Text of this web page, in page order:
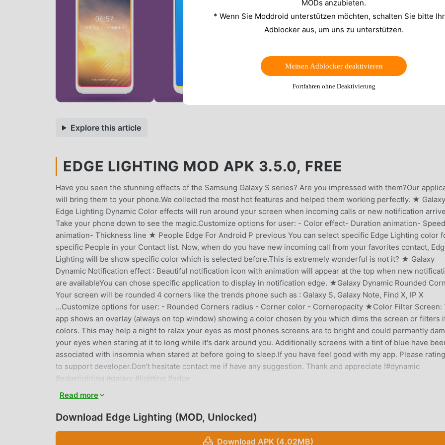
Explore this article
EDGE LIGHTING MOD APK 3.5.0, FREE
Have you seen the stunning effects of the Samsung Galaxy S series? Are you impressed with them?Our
will bring them to your phone.We collected the most hot features and helped them working perfectly. ★ Galaxy
Edge Lighting Dynamic Color effects will run around your screen when incoming calls or new notification
Take your phone down to see the magic.Customize options for user: - Color effect- Duration animation- Speed
animation- Thickness line ★ People Edge For Android P previous You can select specific Edge Lighting color
specific People in your Contact list. Now, when do you have new incoming call from your favorites contact,
Lighting will be show specific color which is selected before.This is extremely wonderful is not it? ★ Galaxy
Dynamic Notification effect : Beautiful notification icon with animation will appear at the top when new
are availableYou can chose specific application to display in notification edge. ★Galaxy Dynamic Rounded
Your screen will be rounded 4 corners like the trends phone such as : Galaxy S, Galaxy Note, Find X, IP X
...Customize options for user: - Rounded Corners radius - Corner color - Corneropacity ★Color Filter Screen:
app shows an overlay (always on top window) showing a color chosen by you which dims the screen or filters
colors. This may help a night to relax your eyes as most phones screens are to bright and could permantly
your eyes when staring at it to long while it's dark around you. Additionally screens with a tint of blue have
associated with insomnia when stared at before going to sleep.If you have feel good with my app. Please
to support developer.Don’t hesitate contact me if have any suggestion. Thank and appreciate !#dynamic
#edgelighting #galaxy #lighting #edge
EDGE LIGHTING EINFÜHRUNG
Edge Lighting Als sehr beliebte personalization-App hat sie in letzter Zeit eine große Anzahl von Benutzern
angezogen, die personalization auf der ganzen Welt lieben. Wenn Sie diese App herunterladen möchten, ist
Read more
Download Edge Lighting (MOD, Unlocked)
Download APK (4.02MB)
MODs anzubieten.
* Wenn Sie Moddroid unterstützen möchten, schalten Sie bitte
Adblocker aus, um uns zu unterstützen.
Meinen Adblocker deaktivieren
Fortfahren ohne Deaktivierung